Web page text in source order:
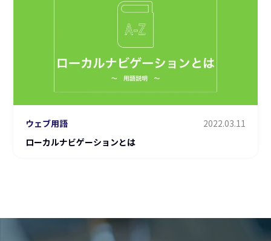
ウェブ用語
2022.03.11
ローカルナビゲーションとは